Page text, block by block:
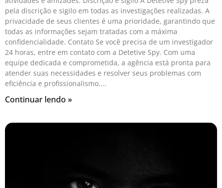
pela discrição e sigilo em todas as investigações realizadas. A
privacidade de seus clientes é uma prioridade, garantindo que
todas as informações sejam tratadas com a máxima
confidencialidade. Contato Se você precisa de um investigador
24 horas, entre em contato com a Detetive Spy. Com uma
equipe dedicada e comprometida, a agência está pronta para
atender suas necessidades e resolver seus problemas com
eficiência e profissionalismo.
Continuar lendo »